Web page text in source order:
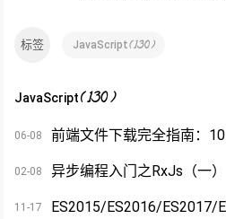
标签 JavaScript(130)
JavaScript(130)
06-08
02-08 异步编程入门之RxJs（一）
11-17 ES2015/ES2016/ES2017/